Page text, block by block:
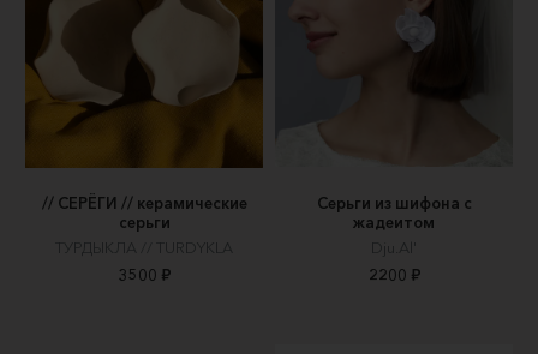
// СЕРЁГИ // керамические
серьги
ТУРДЫКЛА // TURDYKLA
3500 ₽
Серьги из шифона с
жадеитом
Dju.Al'
2200 ₽